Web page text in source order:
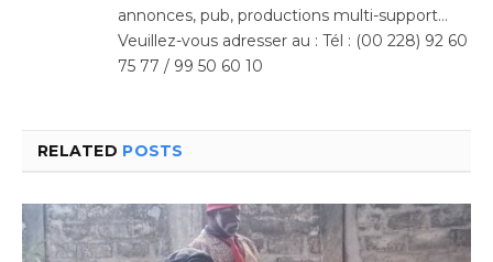
annonces, pub, productions multi-support…
Veuillez-vous adresser au : Tél : (00 228) 92 60
75 77 / 99 50 60 10
RELATED POSTS